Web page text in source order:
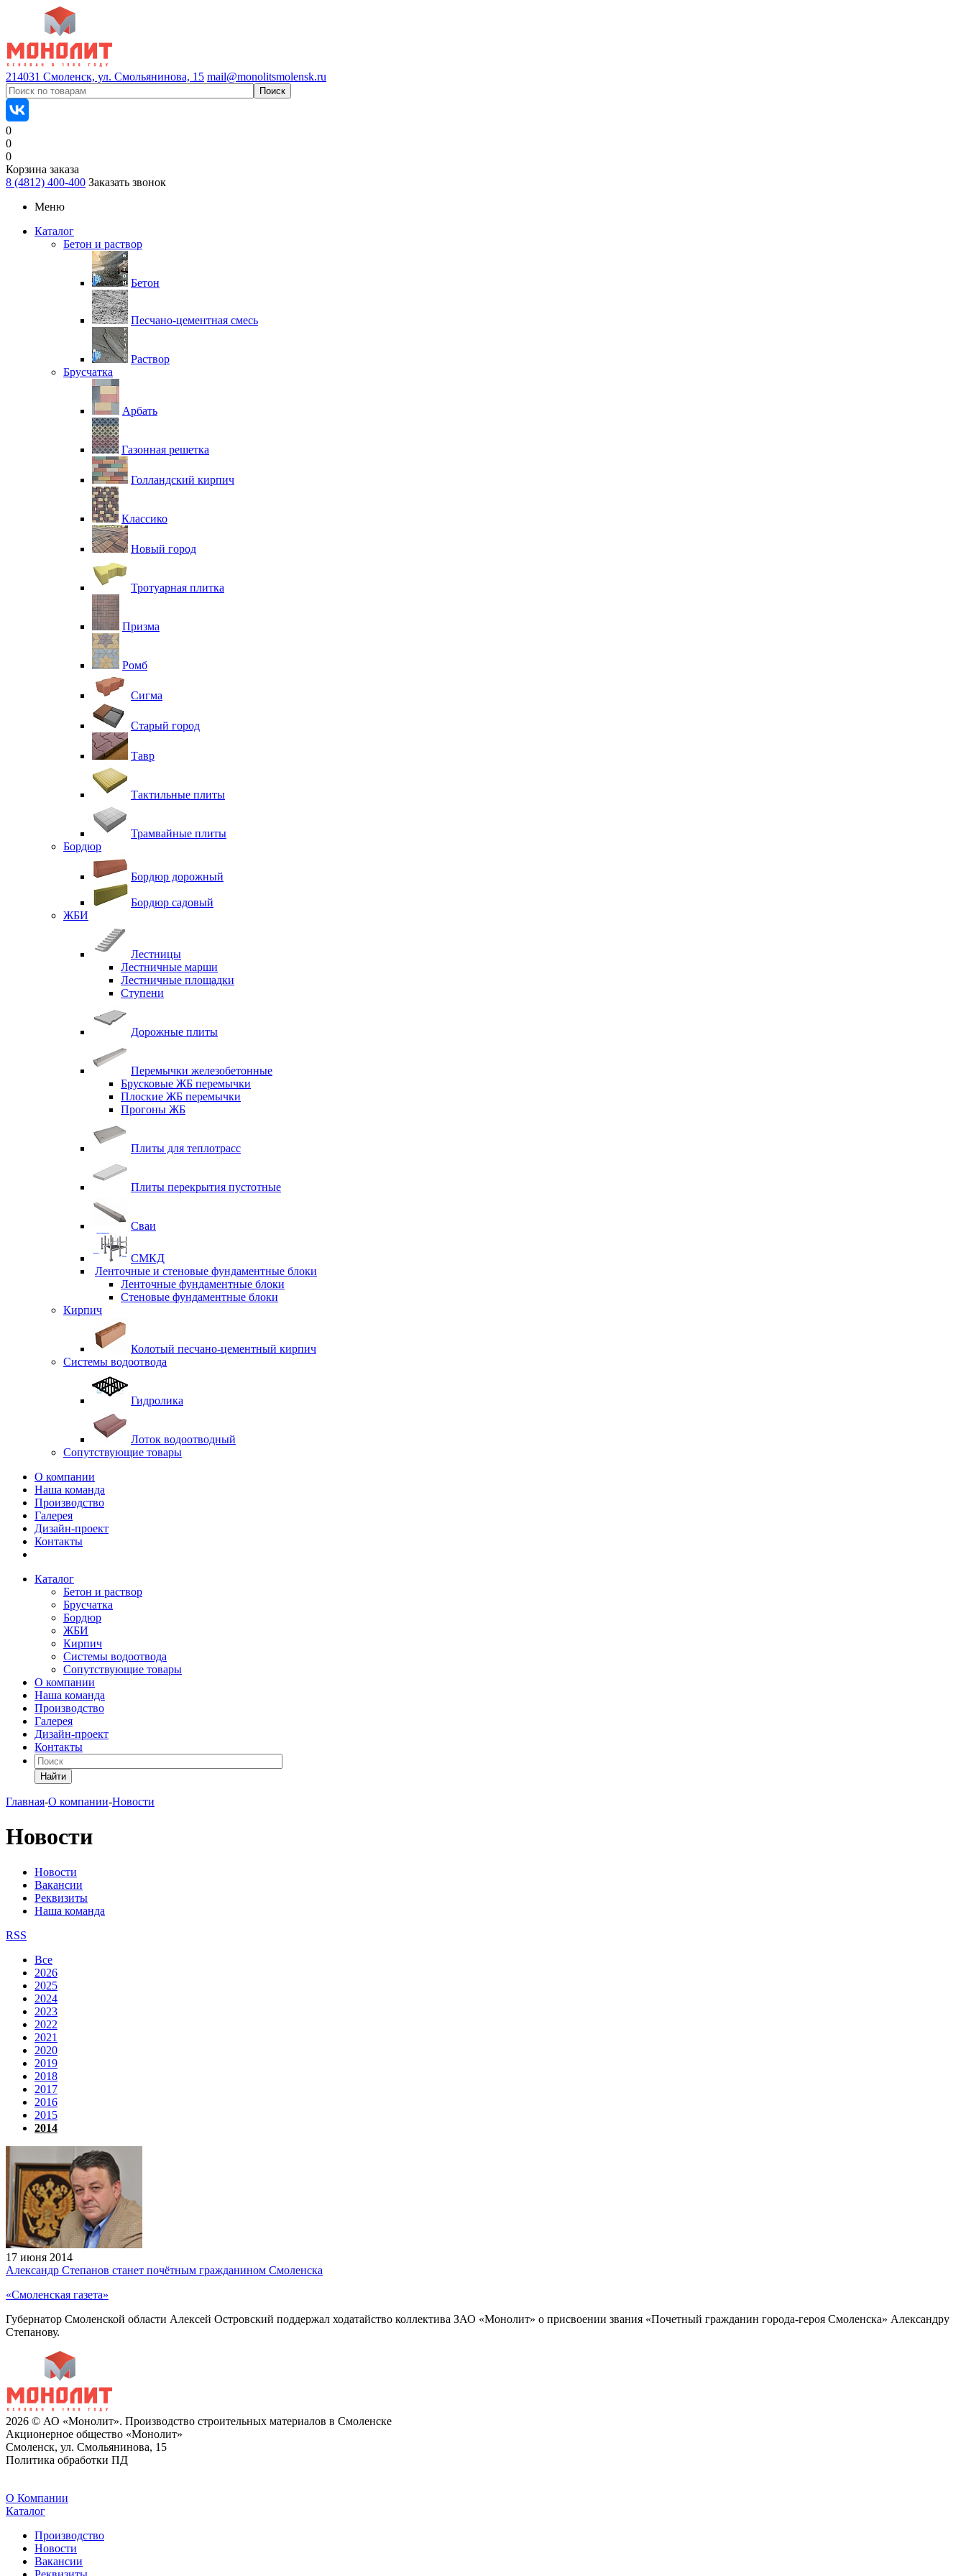
214031 Смоленск, ул. Смольянинова, 15 mail@monolitsmolensk.ru
0
0
0
Корзина заказа
8 (4812) 400-400 Заказать звонок
Меню
Каталог
Бетон и раствор
Бетон
Песчано-цементная смесь
Раствор
Брусчатка
Арбать
Газонная решетка
Голландский кирпич
Классико
Новый город
Тротуарная плитка
Призма
Ромб
Сигма
Старый город
Тавр
Тактильные плиты
Трамвайные плиты
Бордюр
Бордюр дорожный
Бордюр садовый
ЖБИ
Лестницы
Лестничные марши
Лестничные площадки
Ступени
Дорожные плиты
Перемычки железобетонные
Брусковые ЖБ перемычки
Плоские ЖБ перемычки
Прогоны ЖБ
Плиты для теплотрасс
Плиты перекрытия пустотные
Сваи
СМКД
Ленточные и стеновые фундаментные блоки
Ленточные фундаментные блоки
Стеновые фундаментные блоки
Кирпич
Колотый песчано-цементный кирпич
Системы водоотвода
Гидролика
Лоток водоотводный
Сопутствующие товары
О компании
Наша команда
Производство
Галерея
Дизайн-проект
Контакты
Каталог
Бетон и раствор
Брусчатка
Бордюр
ЖБИ
Кирпич
Системы водоотвода
Сопутствующие товары
О компании
Наша команда
Производство
Галерея
Дизайн-проект
Контакты
Найти
Главная-О компании-Новости
Новости
Новости
Вакансии
Реквизиты
Наша команда
RSS
Все
2026
2025
2024
2023
2022
2021
2020
2019
2018
2017
2016
2015
2014
17 июня 2014
Александр Степанов станет почётным гражданином Смоленска
«Смоленская газета»
Губернатор Смоленской области Алексей Островский поддержал ходатайство коллектива ЗАО «Монолит» о присвоении звания «Почетный гражданин города-героя Смоленска» Александру
Степанову.
2026 © АО «Монолит». Производство строительных материалов в Смоленске
Акционерное общество «Монолит»
Смоленск, ул. Смольянинова, 15
Политика обработки ПД
O Компании
Каталог
Производство
Новости
Вакансии